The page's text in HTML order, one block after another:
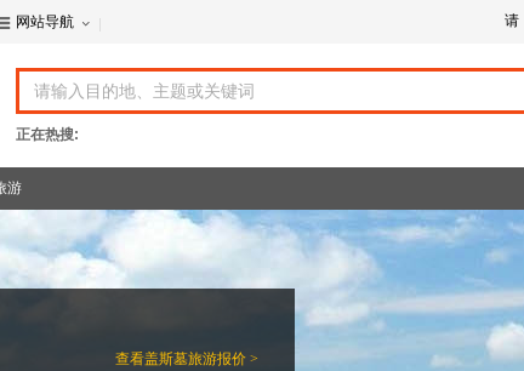
请
网站导航
正在热搜:
游
查看盖斯墓旅游报价 >